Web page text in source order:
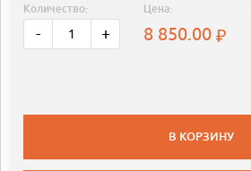
Количество:
- +
Цена:
8 850.00
В КОРЗИНУ